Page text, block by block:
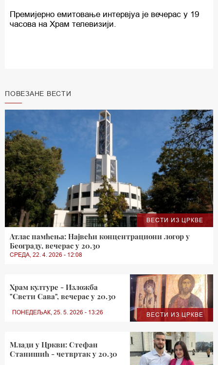
Премијерно емитовање интервјуа је вечерас у 19
часова на Храм телевизији.
ПОВЕЗАНЕ ВЕСТИ
ВЕСТИ ИЗ ЦРКВЕ
Атлас памћења: Највећи концентрациони логор у
Београду, вечерас у 20.30
СРЕДА, 22. 4. 2026 - 12:08
ВЕСТИ ИЗ ЦРКВЕ
Храм културе - Изложба
"Свети Сава", вечерас у 20.30
ПОНЕДЕЉАК, 25. 5. 2026 - 13:26
Млади у Цркви: Стефан
Станишић - четвртак у 20.30